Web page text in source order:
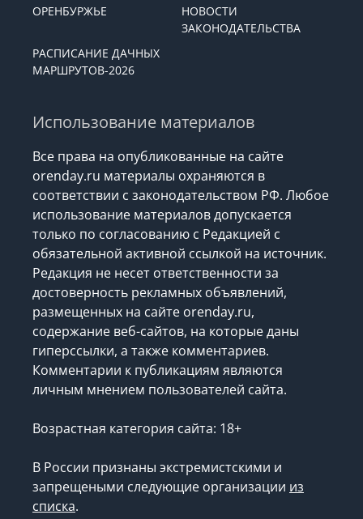
ОРЕНБУРЖЬЕ
НОВОСТИ
ЗАКОНОДАТЕЛЬСТВА
РАСПИСАНИЕ ДАЧНЫХ
МАРШРУТОВ-2026
Использование материалов
Все права на опубликованные на сайте
orenday.ru материалы охраняются в
соответствии с законодательством РФ. Любое
использование материалов допускается
только по согласованию с Редакцией с
обязательной активной ссылкой на источник.
Редакция не несет ответственности за
достоверность рекламных объявлений,
размещенных на сайте orenday.ru,
содержание веб-сайтов, на которые даны
гиперссылки, а также комментариев.
Комментарии к публикациям являются
личным мнением пользователей сайта.
Возрастная категория сайта: 18+
В России признаны экстремистскими и
запрещеными следующие организации из
списка.